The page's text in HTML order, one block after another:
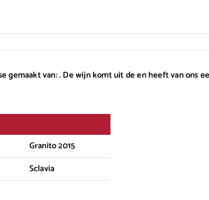
gemaakt van: . De wijn komt uit de en heeft van ons
Granito 2015
Sclavia